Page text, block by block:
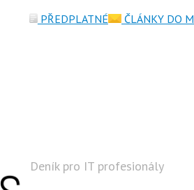
Deník pro IT profesionály
PŘEDPLATNÉ ČLÁNKY DO